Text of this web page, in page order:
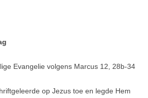
Evangelie volgens Marcus 12, 28b-34
op Jezus toe en legde Hem